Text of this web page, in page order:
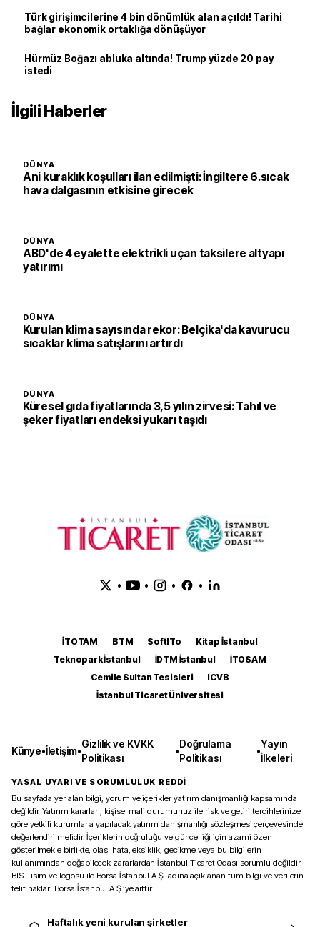
Türk girişimcilerine 4 bin dönümlük alan açıldı! Tarihi
bağlar ekonomik ortaklığa dönüşüyor
Hürmüz Boğazı abluka altında! Trump yüzde 20 pay
istedi
İlgili Haberler
DÜNYA
Ani kuraklık koşulları ilan edilmişti: İngiltere 6.sıcak
hava dalgasının etkisine girecek
DÜNYA
ABD'de 4 eyalette elektrikli uçan taksilere altyapı
yatırımı
DÜNYA
Kurulan klima sayısında rekor: Belçika'da kavurucu
sıcaklar klima satışlarını artırdı
DÜNYA
Küresel gıda fiyatlarında 3,5 yılın zirvesi: Tahıl ve
şeker fiyatları endeksi yukarı taşıdı
• • • •
İTOTAM BTM SoftITo
Kitap İstanbul
Teknopark İstanbul
İDTM İstanbul
İTOSAM
Cemile Sultan Tesisleri
ICVB
İstanbul Ticaret Üniversitesi
Künye•İletişim•
Gizlilik ve KVKK
Politikası
•
Doğrulama
Politikası
•
Yayın
İlkeleri
YASAL UYARI VE SORUMLULUK REDDİ
Bu sayfada yer alan bilgi, yorum ve içerikler yatırım danışmanlığı kapsamında
değildir. Yatırım kararları, kişisel mali durumunuz ile risk ve getiri tercihlerinize
göre yetkili kurumlarla yapılacak yatırım danışmanlığı sözleşmesi çerçevesinde
değerlendirilmelidir. İçeriklerin doğruluğu ve güncelliği için azami özen
gösterilmekle birlikte, olası hata, eksiklik, gecikme veya bu bilgilerin
kullanımından doğabilecek zararlardan İstanbul Ticaret Odası sorumlu değildir.
BIST isim ve logosu ile Borsa İstanbul A.Ş. adına açıklanan tüm bilgi ve verilerin
telif hakları Borsa İstanbul A.Ş.’ye aittir.
Haftalık yeni kurulan şirketler